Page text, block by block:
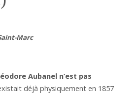
Marc
Aubanel n’est pas
déjà physiquement en 1857